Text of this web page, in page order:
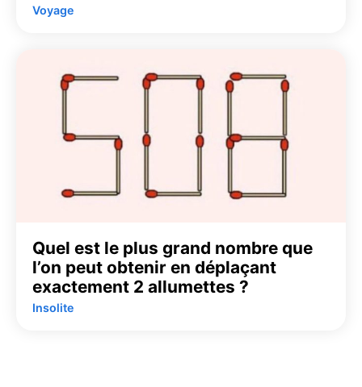
Voyage
Quel est le plus grand nombre que
l’on peut obtenir en déplaçant
exactement 2 allumettes ?
Insolite